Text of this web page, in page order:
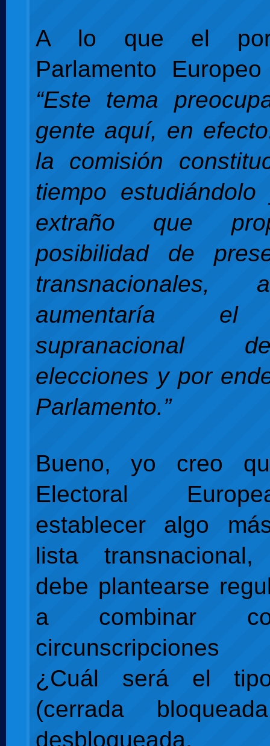
A lo que el
Parlamento
“Este tema
gente aquí, en
la comisión
tiempo
extraño que
posibilidad de
transnacionales,
aumentaría el
supranacional
elecciones y por
Parlamento.”
Bueno, yo creo
Electoral
establecer algo
lista
debe plantearse
a combinar
circunscripciones
¿Cuál será el
(cerrada
desbloqueada,